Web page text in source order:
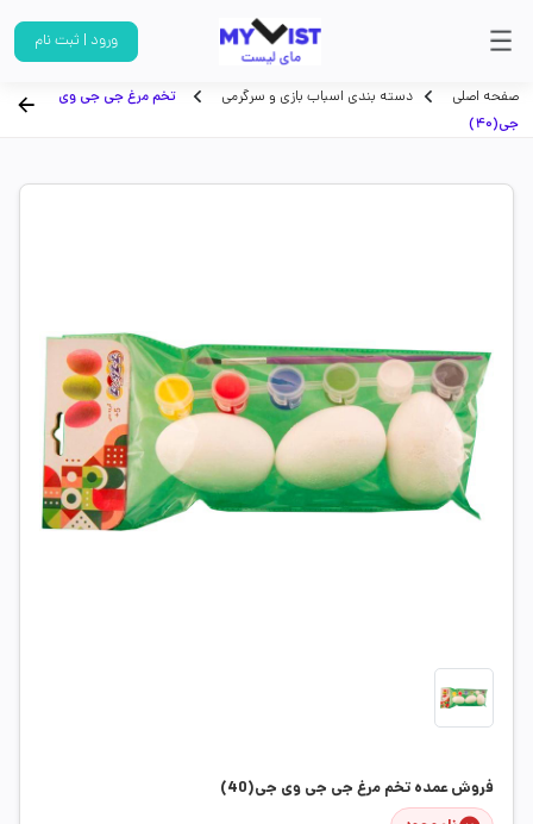
ورود | ثبت نام
صفحه اصلی دسته بندی اسباب بازی و سرگرمی
تخم مرغ جی جی وی
جی(40)
فروش عمده تخم مرغ جی جی وی جی(40)